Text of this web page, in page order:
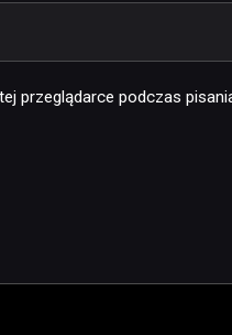
przeglądarce podczas